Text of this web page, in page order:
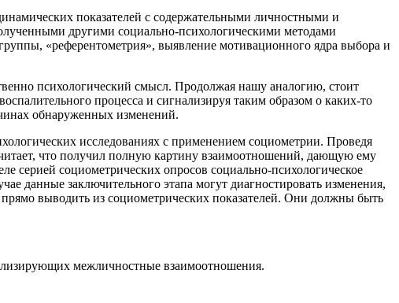
показателей с содержательными личностными и
другими социально-психологическими методами
«референтометрия», выявление мотивационного ядра выбора и
психологический смысл. Продолжая нашу аналогию, стоит
процесса и сигнализируя таким образом о каких-то
обнаруженных изменений.
исследованиях с применением социометрии. Проведя
что получил полную картину взаимоотношений, дающую ему
серией социометрических опросов социально-психологическое
данные заключительного этапа могут диагностировать изменения,
выводить из социометрических показателей. Они должны быть
межличностные взаимоотношения.